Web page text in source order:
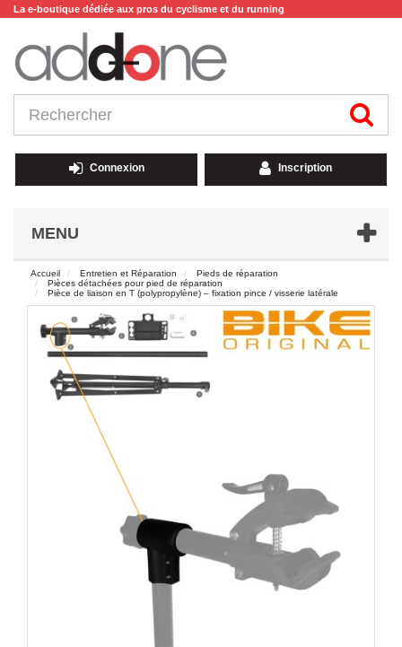
La e-boutique dédiée aux pros du cyclisme et du running
Connexion Inscription
MENU
Accueil Entretien et Réparation
Pieds de réparation
Pièces détachées pour pied de réparation
Pièce de liaison en T (polypropylène) – fixation pince / visserie latérale